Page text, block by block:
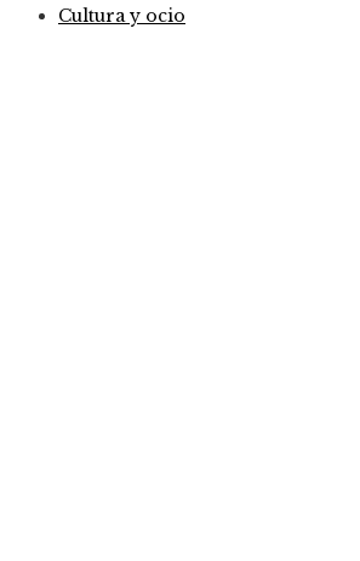
Cultura y ocio